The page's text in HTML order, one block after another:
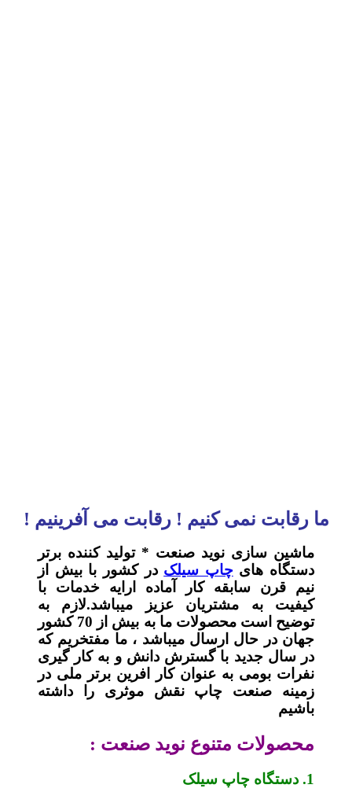
ما رقابت نمی کنیم ! رقابت می آفرینیم !
ماشین سازی نوید صنعت * تولید کننده برتر
دستگاه هایچاپ سیلک در کشور با بیش از
نیم قرن سابقه کار آماده ارایه خدمات با
کیفیت به مشتریان عزیز میباشد.لازم به
توضیح است محصولات ما به بیش از 70 کشور
جهان در حال ارسال میباشد ، ما مفتخریم که
در سال جدید با گسترش دانش و به کار گیری
نفرات بومی به عنوان کار افرین برتر ملی در
زمینه صنعت چاپ نقش موثری را داشته
باشیم
محصولات متنوع نوید صنعت :
1. دستگاه چاپ سیلک